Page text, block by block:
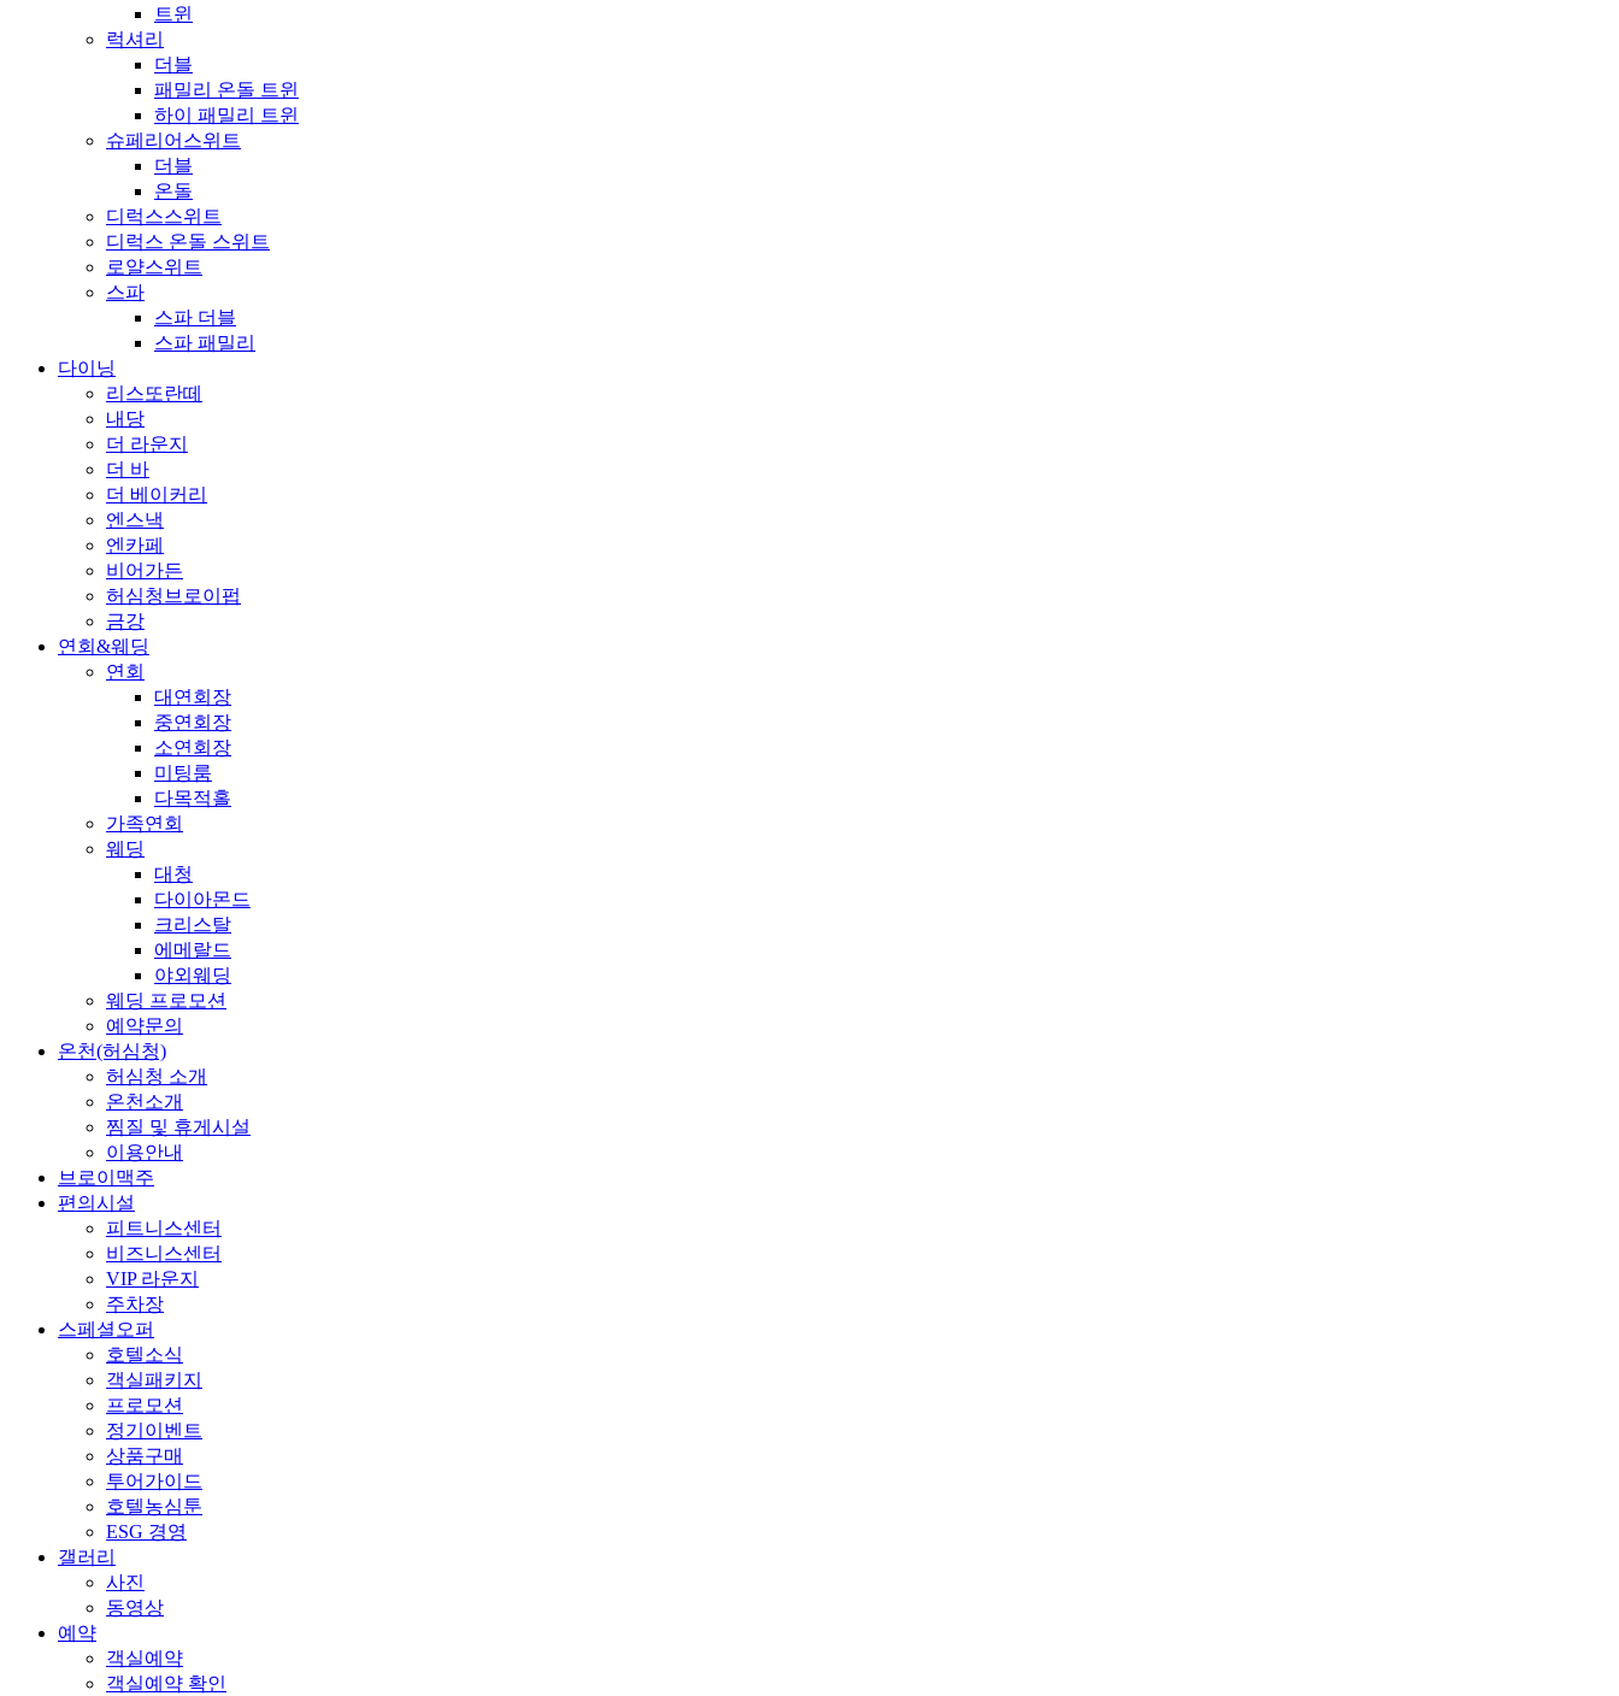
트윈
럭셔리
더블
패밀리 온돌 트윈
하이 패밀리 트윈
슈페리어스위트
더블
온돌
디럭스스위트
디럭스 온돌 스위트
로얄스위트
스파
스파 더블
스파 패밀리
다이닝
리스또란떼
내당
더 라운지
더 바
더 베이커리
엔스낵
엔카페
비어가든
허심청브로이펍
금강
연회&웨딩
연회
대연회장
중연회장
소연회장
미팅룸
다목적홀
가족연회
웨딩
대청
다이아몬드
크리스탈
에메랄드
야외웨딩
웨딩 프로모션
예약문의
온천(허심청)
허심청 소개
온천소개
찜질 및 휴게시설
이용안내
브로이맥주
편의시설
피트니스센터
비즈니스센터
VIP 라운지
주차장
스페셜오퍼
호텔소식
객실패키지
프로모션
정기이벤트
상품구매
투어가이드
호텔농심툰
ESG 경영
갤러리
사진
동영상
예약
객실예약
객실예약 확인